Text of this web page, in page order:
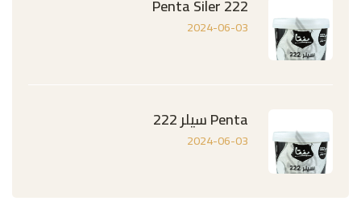
Penta Siler 222
2024-06-03
Penta سيلر 222
2024-06-03